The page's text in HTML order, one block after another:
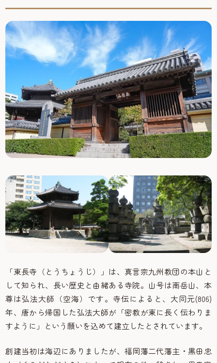
「東長寺（とうちょうじ）」は、真言宗九州教団の本山と
して知られ、長い歴史と由緒ある寺院。山号は南岳山、本
尊は弘法大師（空海）です。寺伝によると、大同元(806)
年、唐から帰国した弘法大師が「密教が東に長く伝わりま
すように」という願いを込めて建立したとされています。
創建当初は海辺にありましたが、福岡藩二代藩主・黒田忠